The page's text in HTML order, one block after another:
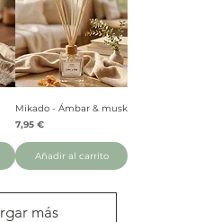
Mikado - Ámbar & musk
Precio
7,95 €
Añadir al carrito
más